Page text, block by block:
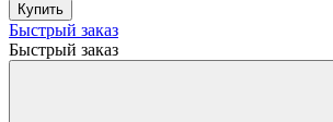
Купить
Быстрый заказ
Быстрый заказ